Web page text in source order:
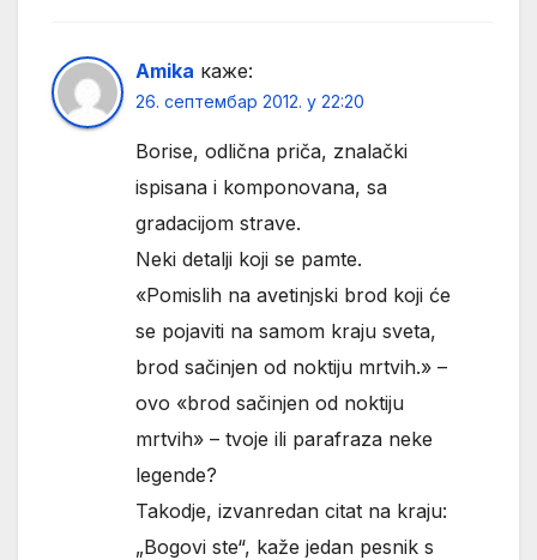
Amika каже:
26. септембар 2012. у 22:20
Borise, odlična priča, znalački
ispisana i komponovana, sa
gradacijom strave.
Neki detalji koji se pamte.
«Pomislih na avetinjski brod koji će
se pojaviti na samom kraju sveta,
brod sačinjen od noktiju mrtvih.» –
ovo «brod sačinjen od noktiju
mrtvih» – tvoje ili parafraza neke
legende?
Takodje, izvanredan citat na kraju:
„Bogovi ste“, kaže jedan pesnik s